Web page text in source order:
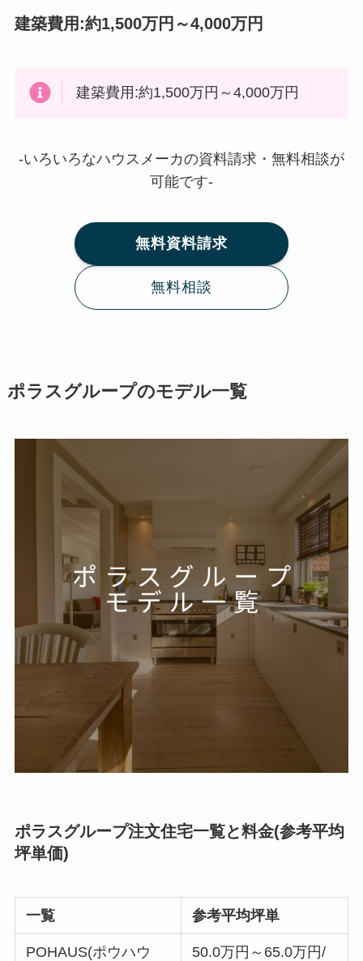
建築費用:約1,500万円～4,000万円
建築費用:約1,500万円～4,000万円
-いろいろなハウスメーカの資料請求・無料相談が
可能です-
無料資料請求
無料相談
ポラスグループのモデル一覧
ポラスグループ注文住宅一覧と料金(参考平均
坪単価)
一覧 参考平均坪単
POHAUS(ポウハウ
50.0万円～65.0万円/